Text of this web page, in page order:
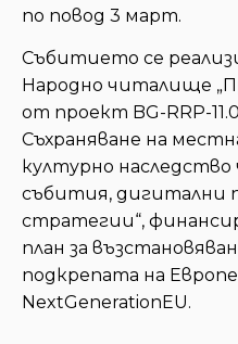
по повод 3 март.
Събитието се
Народно читалище
от проект BG-RRP-
Съхраняване на
културно наследство
събития, дигитални
стратегии“,
план за
подкрепата на
NextGenerationEU.